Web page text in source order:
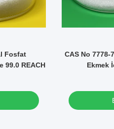
Fosfat
99.0 REACH
CAS No 7778-
Ekmek